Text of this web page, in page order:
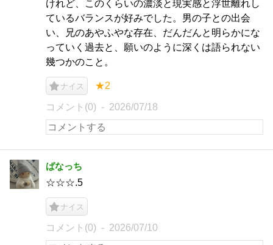
けれど、このくらいの濃淡と現実感と浮世離れし
ているバランスが好みでした。男の子との出会
い、兄のあやふやな存在、だんだんと明らかにな
っていく過去と、願いのように深くは語られない
幾つかのこと。
ナイス ★2
コメント(0) 2026/07/18
ばなっち
☆☆☆.5
ナイス
コメント(0) 2026/07/10